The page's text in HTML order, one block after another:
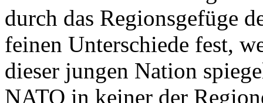
durch das Regionsgefüge
feinen Unterschiede fest,
dieser jungen Nation
NATO in keiner der